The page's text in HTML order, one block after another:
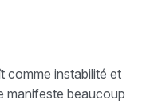
comme instabilité et
manifeste beaucoup